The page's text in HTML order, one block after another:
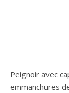
Peignoir avec capuche à manches 3/4, poches aux hanches,
emmanchures